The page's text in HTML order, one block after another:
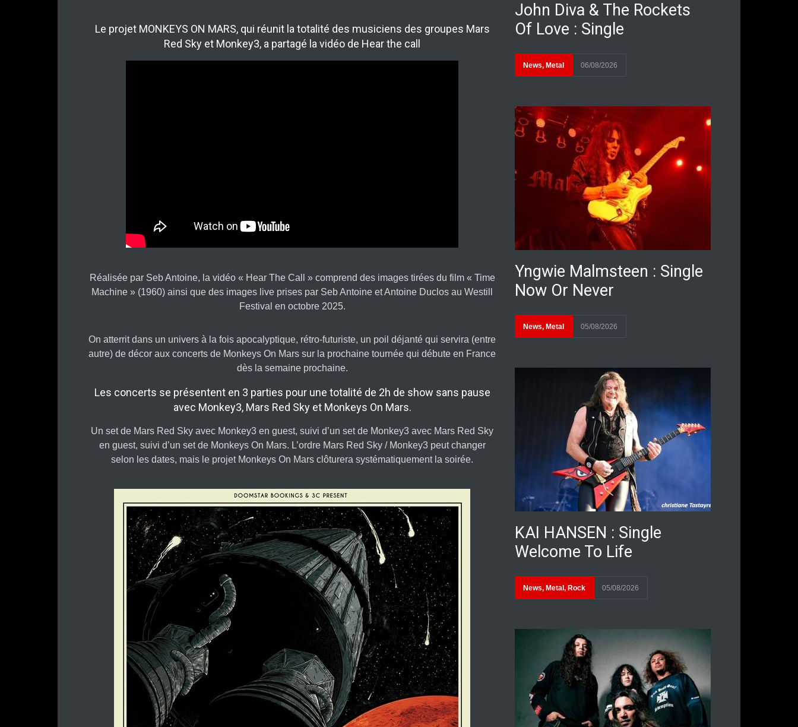
Le projet MONKEYS ON MARS, qui réunit la totalité des musiciens des groupes Mars
Red Sky et Monkey3, a partagé la vidéo de Hear the call
Réalisée par Seb Antoine, la vidéo « Hear The Call » comprend des images tirées du film « Time
Machine » (1960) ainsi que des images live prises par Seb Antoine et Antoine Duclos au Westill
Festival en octobre 2025.
On atterrit dans un univers à la fois apocalyptique, rétro-futuriste, un poil déjanté qui servira (entre
autre) de décor aux concerts de Monkeys On Mars sur la prochaine tournée qui débute en France
dès la semaine prochaine.
Les concerts se présentent en 3 parties pour une totalité de 2h de show sans pause
avec Monkey3, Mars Red Sky et Monkeys On Mars.
Un set de Mars Red Sky avec Monkey3 en guest, suivi d’un set de Monkey3 avec Mars Red Sky
en guest, suivi d’un set de Monkeys On Mars. L’ordre Mars Red Sky / Monkey3 peut changer
selon les dates, mais le projet Monkeys On Mars clôturera systématiquement la soirée.
John Diva & The Rockets
Of Love : Single
News, Metal 06/08/2026
Yngwie Malmsteen : Single
Now Or Never
News, Metal 05/08/2026
KAI HANSEN : Single
Welcome To Life
News, Metal , Rock 05/08/2026